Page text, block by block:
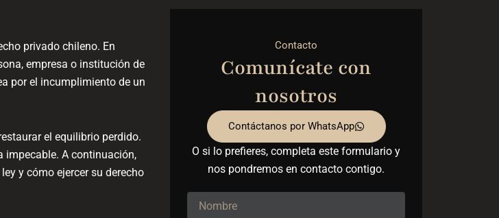
privado chileno. En
empresa o institución de
por el incumplimiento de un
el equilibrio perdido.
impecable. A continuación,
y cómo ejercer su derecho
Contacto
Comunícate con
nosotros
Contáctanos por WhatsApp
O si lo prefieres, completa este formulario y
nos pondremos en contacto contigo.